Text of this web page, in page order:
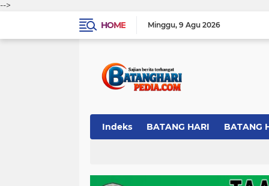
-->
HOME
Minggu 9 Agu 2026
Indeks BATANG HARI BATANG